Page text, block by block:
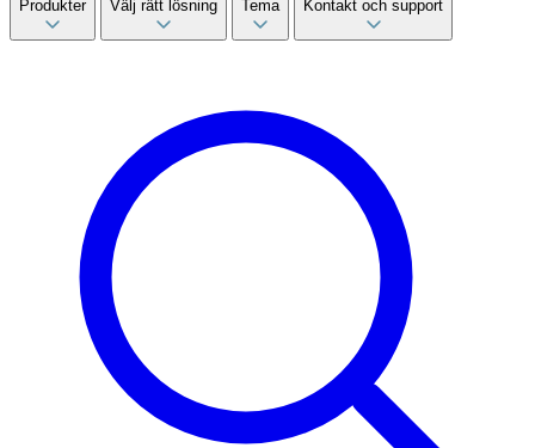
Produkter Välj rätt lösning Tema Kontakt och support